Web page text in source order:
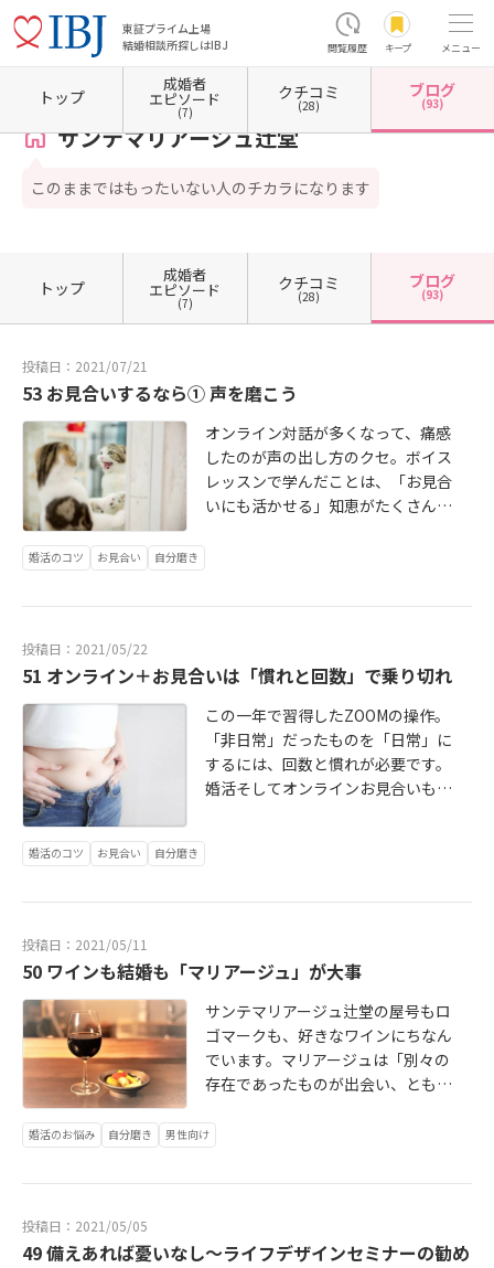
東証プライム上場
結婚相談所探しはIBJ
閲覧履歴 キープ メニュー
ホーム 神奈川県の結婚相談所 神奈川県藤沢市 サンテマリアージュ辻堂 カウンセラー
サンテマリアージュ辻堂
このままではもったいない人のチカラになります
トップ
成婚者
エピソード
(7)
クチコミ
(28)
ブログ
(93)
トップ
成婚者
エピソード
(7)
クチコミ
(28)
ブログ
(93)
投稿日：2021/07/21
53 お見合いするなら① 声を磨こう
オンライン対話が多くなって、痛感
したのが声の出し方のクセ。ボイス
レッスンで学んだことは、「お見合
いにも活かせる」知恵がたくさんで
dalstory2020.blog.jp/archives/879
婚活のコツ お見合い 自分磨き
投稿日：2021/05/22
51 オンライン＋お見合いは「慣れと回数」で乗り切れ
この一年で習得したZOOMの操作。
「非日常」だったものを「日常」に
するには、回数と慣れが必要です。
婚活そしてオンラインお見合いも同
es/8655983.html
婚活のコツ お見合い 自分磨き
投稿日：2021/05/11
50 ワインも結婚も「マリアージュ」が大事
サンテマリアージュ辻堂の屋号もロ
ゴマークも、好きなワインにちなん
でいます。マリアージュは「別々の
存在であったものが出会い、ともに
ステキな意味合いの言葉。結婚もワ
す。続きはこちらから http://bridals
婚活のお悩み 自分磨き 男性向け
投稿日：2021/05/05
49 備えあれば憂いなし～ライフデザインセミナーの勧め